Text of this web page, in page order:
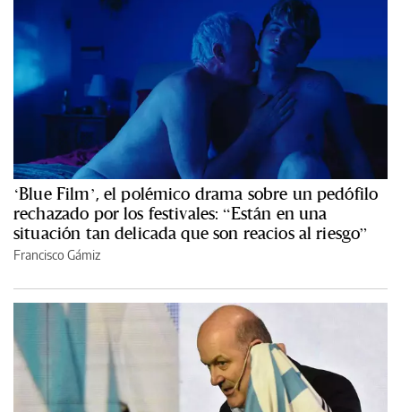
‘Blue Film’, el polémico drama sobre un pedófilo
rechazado por los festivales: “Están en una
situación tan delicada que son reacios al riesgo”
Francisco Gámiz